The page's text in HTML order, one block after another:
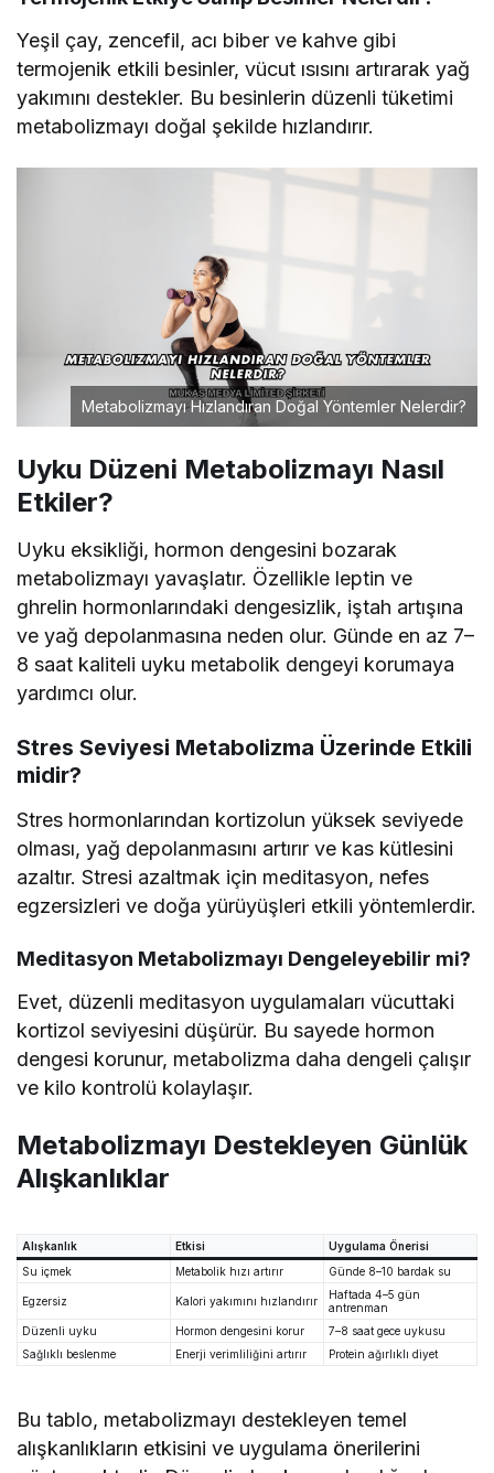
Yeşil çay, zencefil, acı biber ve kahve gibi
termojenik etkili besinler, vücut ısısını artırarak yağ
yakımını destekler. Bu besinlerin düzenli tüketimi
metabolizmayı doğal şekilde hızlandırır.
Metabolizmayı Hızlandıran Doğal Yöntemler Nelerdir?
Uyku Düzeni Metabolizmayı Nasıl
Etkiler?
Uyku eksikliği, hormon dengesini bozarak
metabolizmayı yavaşlatır. Özellikle leptin ve
ghrelin hormonlarındaki dengesizlik, iştah artışına
ve yağ depolanmasına neden olur. Günde en az 7–
8 saat kaliteli uyku metabolik dengeyi korumaya
yardımcı olur.
Stres Seviyesi Metabolizma Üzerinde Etkili
midir?
Stres hormonlarından kortizolun yüksek seviyede
olması, yağ depolanmasını artırır ve kas kütlesini
azaltır. Stresi azaltmak için meditasyon, nefes
egzersizleri ve doğa yürüyüşleri etkili yöntemlerdir.
Meditasyon Metabolizmayı Dengeleyebilir mi?
Evet, düzenli meditasyon uygulamaları vücuttaki
kortizol seviyesini düşürür. Bu sayede hormon
dengesi korunur, metabolizma daha dengeli çalışır
ve kilo kontrolü kolaylaşır.
Metabolizmayı Destekleyen Günlük
Alışkanlıklar
Alışkanlık Etkisi
Uygulama Önerisi
Su içmek
Metabolik hızı artırır Günde 8–10 bardak su
Egzersiz Kalori yakımını hızlandırır
Haftada 4–5 gün
antrenman
Düzenli uyku
Hormon dengesini korur
7–8 saat gece uykusu
Sağlıklı beslenme
Enerji verimliliğini artırır Protein ağırlıklı diyet
Bu tablo, metabolizmayı destekleyen temel
alışkanlıkların etkisini ve uygulama önerilerini